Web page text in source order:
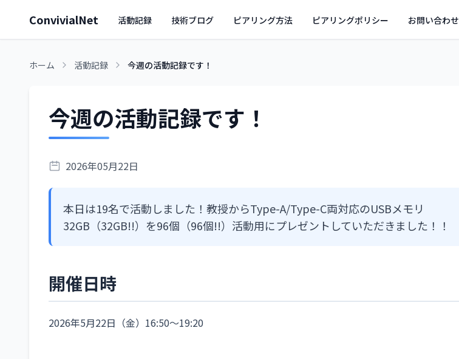
ConvivialNet 活動記録 技術ブログ ピアリング方法 ピアリングポリシー お問い合わせ
ホーム 活動記録 今週の活動記録です！
今週の活動記録です！
2026年05月22日
本日は19名で活動しました！教授からType-A/Type-C両対応のUSBメモリ
32GB（32GB!!）を96個（96個!!）活動用にプレゼントしていただきました！！
開催日時
2026年5月22日（金）16:50〜19:20